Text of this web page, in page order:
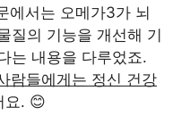
에서는 오메가3가 뇌
질의 기능을 개선해 기
는 내용을 다루었죠.
람들에게는 정신 건강
요. 😊